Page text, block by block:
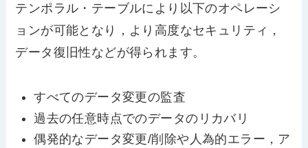
テンポラル・テーブルにより以下のオペレーシ
ョンが可能となり，より高度なセキュリティ，
データ復旧性などが得られます。
すべてのデータ変更の監査
過去の任意時点でのデータのリカバリ
偶発的なデータ変更/削除や人為的エラー，ア